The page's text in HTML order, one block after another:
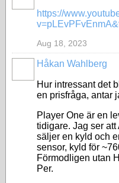
https://
Aug 18, 2023
Håkan Wahlberg
Hur intressant det
en prisfråga, antar
Player One är en
tidigare. Jag ser att
säljer en kyld och
sensor, kyld för
Förmodligen utan
Per.